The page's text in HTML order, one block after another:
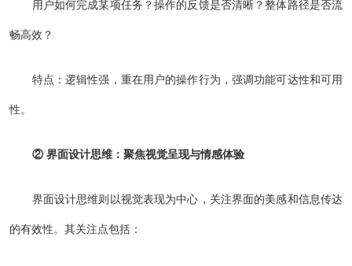
用户如何完成某项任务？操作的反馈是否清晰？整体路径是否流
畅高效？
特点：逻辑性强，重在用户的操作行为，强调功能可达性和可用
性。
② 界面设计思维：聚焦视觉呈现与情感体验
界面设计思维则以视觉表现为中心，关注界面的美感和信息传达
的有效性。其关注点包括：